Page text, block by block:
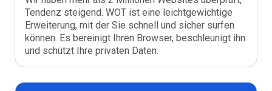
Tendenz steigend. WOT ist eine leichtgewichtige
Erweiterung, mit der Sie schnell und sicher surfen
können. Es bereinigt Ihren Browser, beschleunigt ihn
und schützt Ihre privaten Daten.